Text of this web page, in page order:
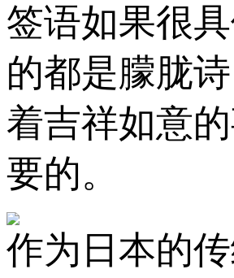
签语如果很
的都是朦胧
着吉祥如意
要的。
作为日本的